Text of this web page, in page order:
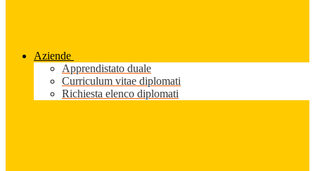
Aziende
Apprendistato duale
Curriculum vitae diplomati
Richiesta elenco diplomati